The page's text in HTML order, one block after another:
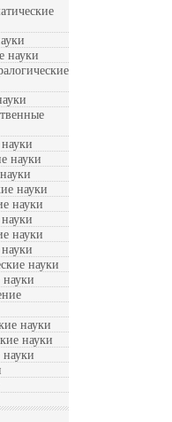
науки
науки
науки
науки
науки
науки
науки
науки